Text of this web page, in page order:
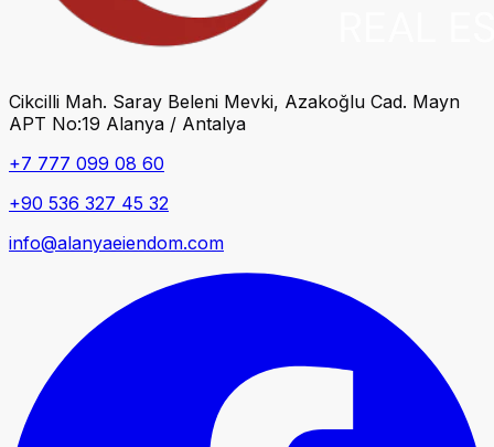
Cikcilli Mah. Saray Beleni Mevki, Azakoğlu Cad. Mayn
APT No:19 Alanya / Antalya
+7 777 099 08 60
+90 536 327 45 32
info@alanyaeiendom.com